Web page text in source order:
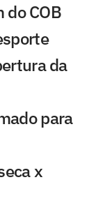
COB
da
para
x